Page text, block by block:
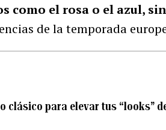
como el rosa o el azul,
de la temporada
clásico para elevar tus “looks”